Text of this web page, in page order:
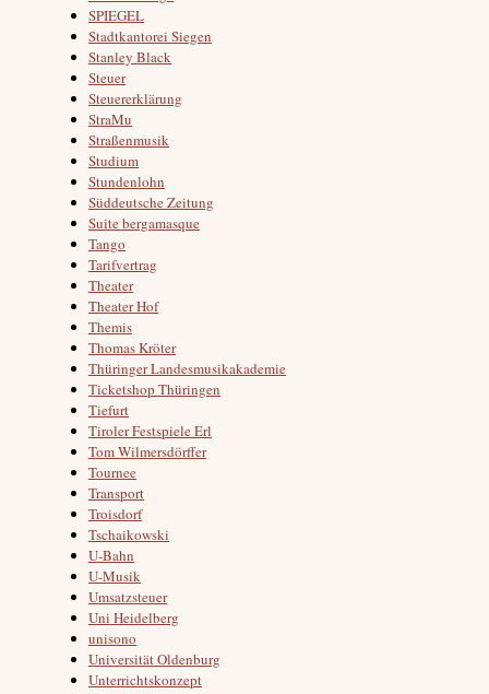
SPIEGEL
Stadtkantorei Siegen
Stanley Black
Steuer
Steuererklärung
StraMu
Straßenmusik
Studium
Stundenlohn
Süddeutsche Zeitung
Suite bergamasque
Tango
Tarifvertrag
Theater
Theater Hof
Themis
Thomas Kröter
Thüringer Landesmusikakademie
Ticketshop Thüringen
Tiefurt
Tiroler Festspiele Erl
Tom Wilmersdörffer
Tournee
Transport
Troisdorf
Tschaikowski
U-Bahn
U-Musik
Umsatzsteuer
Uni Heidelberg
unisono
Universität Oldenburg
Unterrichtskonzept